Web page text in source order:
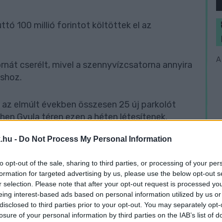
- Do Not Process My Personal Information
opt-out of the sale, sharing to third parties, or processing of your
for targeted advertising by us, please use the below opt-out
selection. Please note that after your opt-out request is processed
interest-based ads based on personal information utilized by us
to third parties prior to your opt-out. You may separately
of your personal information by third parties on the IAB’s list of
100 millió forintot költöttek el az
cserélt, mivel a szennyvízcsatorna annyira
elmúlt években összesen 25 új parkolót
Gyula téren ezen a héten létesítenek.
bontottak el egy veszélyes épületet. Itt
35 autót helyezhetnek el itt a sofőrök.
újságírást!
még a hatalmat ellenőrző hang, akkor